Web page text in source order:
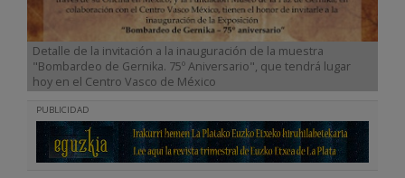
Detalle de la invitación a la inauguración de la muestra
"Bombardeo de Gernika. 75º Aniversario", que tendrá lugar
hoy en el Centro Vasco de México
PUBLICIDAD